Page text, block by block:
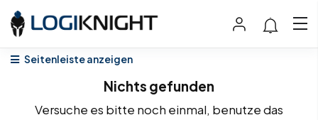
Seitenleiste anzeigen
Nichts gefunden
Versuche es bitte noch einmal, benutze das